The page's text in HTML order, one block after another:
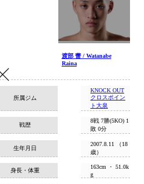
渡部 蕾 / Watanabe
Raina
所属ジム
KNOCK OUT
クロスポイン
ト大泉
戦歴
8戦 7勝(5KO) 1
敗 0分
生年月日
2007.8.11 （18
歳）
身長・体重
163cm ・ 51.0k
g